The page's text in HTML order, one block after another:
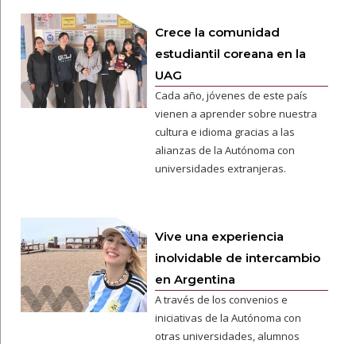
Crece la comunidad
estudiantil coreana en la
UAG
Cada año, jóvenes de este país
vienen a aprender sobre nuestra
cultura e idioma gracias a las
alianzas de la Autónoma con
universidades extranjeras.
Vive una experiencia
inolvidable de intercambio
en Argentina
A través de los convenios e
iniciativas de la Autónoma con
otras universidades, alumnos